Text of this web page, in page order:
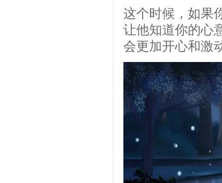
这个时候，如果
让他知道你的心
会更加开心和激